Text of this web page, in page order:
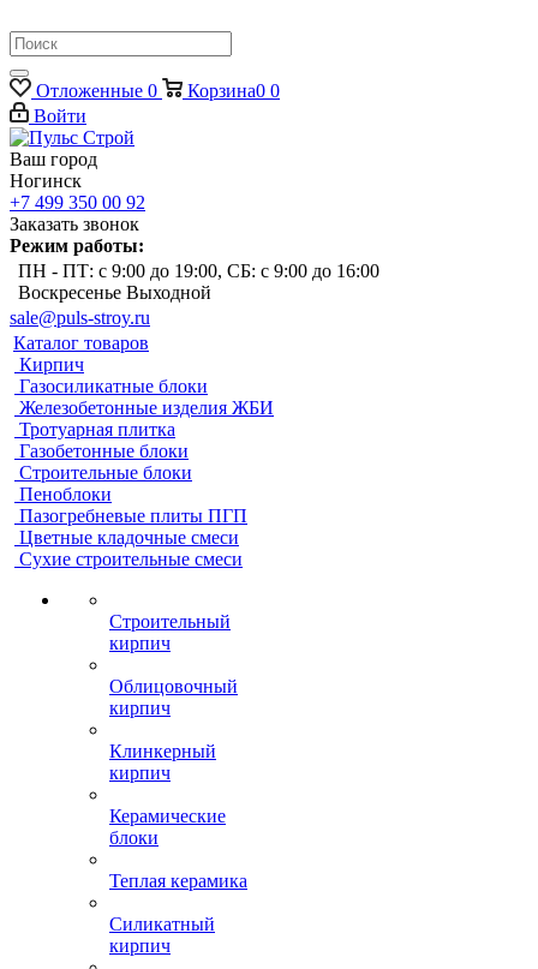
Отложенные 0 Корзина0 0
Войти
Ваш город
Ногинск
+7 499 350 00 92
Заказать звонок
Режим работы:
ПН - ПТ: с 9:00 до 19:00, СБ: с 9:00 до 16:00
Воскресенье Выходной
sale@puls-stroy.ru
Каталог товаров
Кирпич
Газосиликатные блоки
Железобетонные изделия ЖБИ
Тротуарная плитка
Газобетонные блоки
Строительные блоки
Пеноблоки
Пазогребневые плиты ПГП
Цветные кладочные смеси
Сухие строительные смеси
Строительный
кирпич
Облицовочный
кирпич
Клинкерный
кирпич
Керамические
блоки
Теплая керамика
Силикатный
кирпич